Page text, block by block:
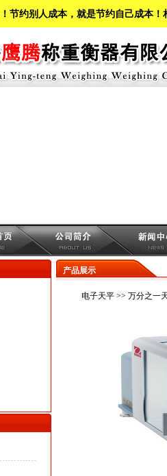
节约别人成本，就是节约自己成本！
产品展示
电子天平>> 万分之一